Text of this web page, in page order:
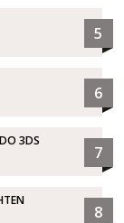
5
6
3DS
7
8